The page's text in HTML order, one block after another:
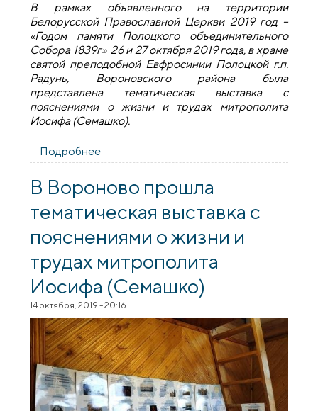
В рамках объявленного на территории
Белорусской Православной Церкви 2019 год –
«Годом памяти Полоцкого объединительного
Собора 1839г» 26 и 27 октября 2019 года, в храме
святой преподобной Евфросинии Полоцкой г.п.
Радунь, Вороновского района была
представлена тематическая выставка с
пояснениями о жизни и трудах митрополита
Иосифа (Семашко).
Подробнее
выставка, посвященная митрополиту
В Вороново прошла
тематическая выставка с
пояснениями о жизни и
трудах митрополита
Иосифа (Семашко)
14 октября, 2019 - 20:16